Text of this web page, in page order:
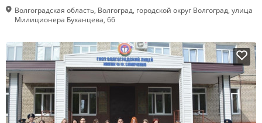
Волгоградская область, Волгоград, городской округ Волгоград, улица
Милиционера Буханцева, 66